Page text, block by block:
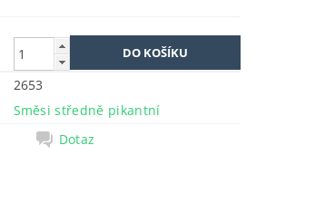
2653
Směsi středně pikantní
Dotaz